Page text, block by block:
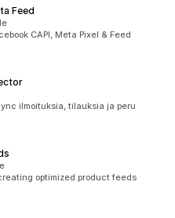
Feed
CAPI, Meta Pixel & Feed
ilmoituksia, tilauksia ja peru
optimized product feeds